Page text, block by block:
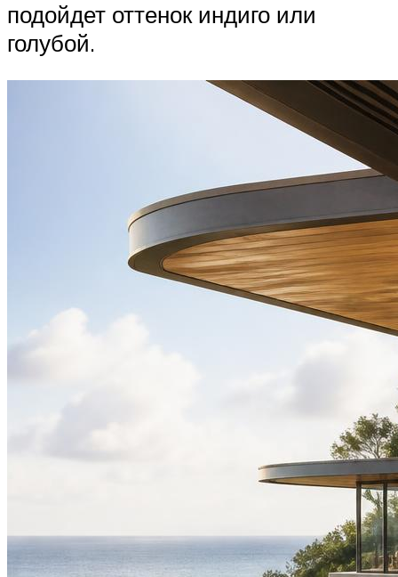
подойдет оттенок индиго или
голубой.